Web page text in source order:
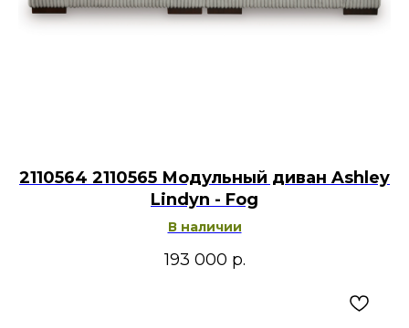
2110564 2110565 Модульный диван Ashley
Lindyn - Fog
В наличии
193 000 р.